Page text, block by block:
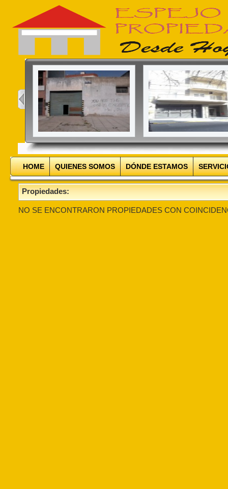
HOME QUIENES SOMOS DÓNDE ESTAMOS
Propiedades:
NO SE ENCONTRARON PROPIEDADES CON